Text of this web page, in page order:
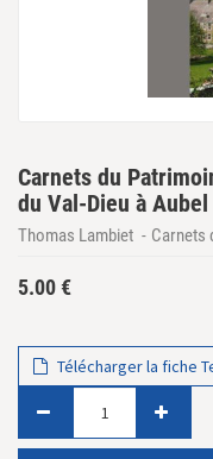
Carnets du
du Val-Dieu à Aubel
Thomas Lambiet Carnets
5.00€
Télécharger la fiche